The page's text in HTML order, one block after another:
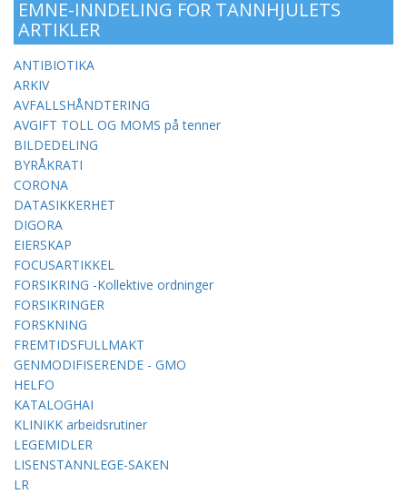
EMNE-INNDELING FOR TANNHJULETS
ARTIKLER
ANTIBIOTIKA
ARKIV
AVFALLSHÅNDTERING
AVGIFT TOLL OG MOMS på tenner
BILDEDELING
BYRÅKRATI
CORONA
DATASIKKERHET
DIGORA
EIERSKAP
FOCUSARTIKKEL
FORSIKRING -Kollektive ordninger
FORSIKRINGER
FORSKNING
FREMTIDSFULLMAKT
GENMODIFISERENDE - GMO
HELFO
KATALOGHAI
KLINIKK arbeidsrutiner
LEGEMIDLER
LISENSTANNLEGE-SAKEN
LR